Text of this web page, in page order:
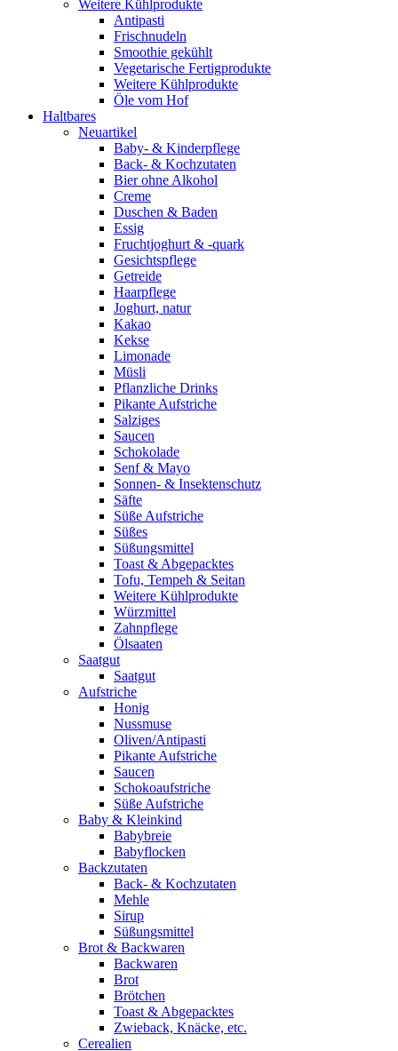
Weitere Kühlprodukte
Antipasti
Frischnudeln
Smoothie gekühlt
Vegetarische Fertigprodukte
Weitere Kühlprodukte
Öle vom Hof
Haltbares
Neuartikel
Baby- & Kinderpflege
Back- & Kochzutaten
Bier ohne Alkohol
Creme
Duschen & Baden
Essig
Fruchtjoghurt & -quark
Gesichtspflege
Getreide
Haarpflege
Joghurt, natur
Kakao
Kekse
Limonade
Müsli
Pflanzliche Drinks
Pikante Aufstriche
Salziges
Saucen
Schokolade
Senf & Mayo
Sonnen- & Insektenschutz
Säfte
Süße Aufstriche
Süßes
Süßungsmittel
Toast & Abgepacktes
Tofu, Tempeh & Seitan
Weitere Kühlprodukte
Würzmittel
Zahnpflege
Ölsaaten
Saatgut
Saatgut
Aufstriche
Honig
Nussmuse
Oliven/Antipasti
Pikante Aufstriche
Saucen
Schokoaufstriche
Süße Aufstriche
Baby & Kleinkind
Babybreie
Babyflocken
Backzutaten
Back- & Kochzutaten
Mehle
Sirup
Süßungsmittel
Brot & Backwaren
Backwaren
Brot
Brötchen
Toast & Abgepacktes
Zwieback, Knäcke, etc.
Cerealien